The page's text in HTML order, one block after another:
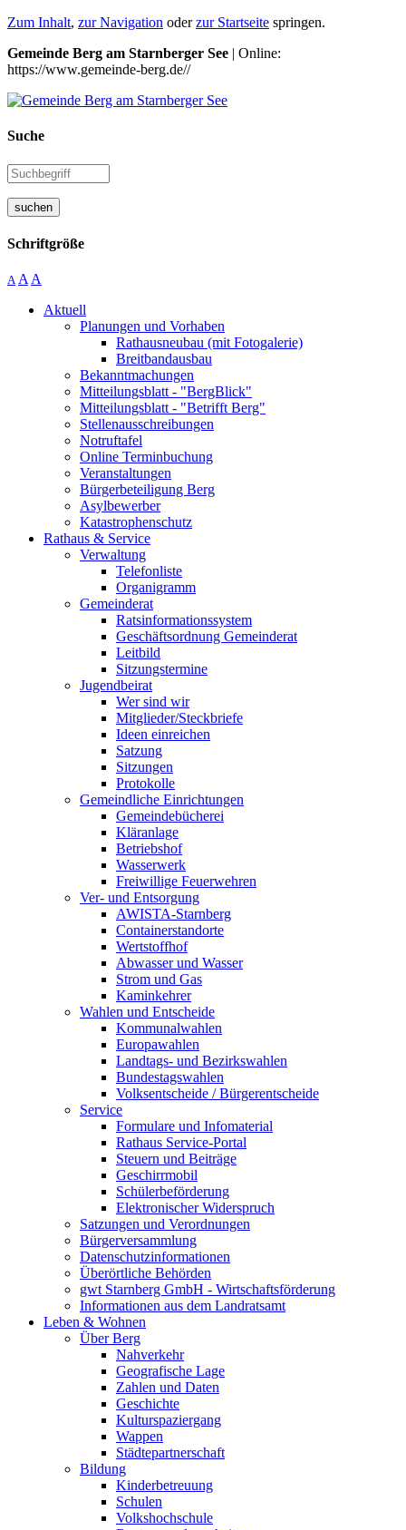
Zum Inhalt, zur Navigation oderzur Startseite springen.
Gemeinde Berg am Starnberger See | Online:
https://www.gemeinde-berg.de//
Suche
suchen
Schriftgröße
A A A
Aktuell
Planungen und Vorhaben
Rathausneubau (mit Fotogalerie)
Breitbandausbau
Bekanntmachungen
Mitteilungsblatt - "BergBlick"
Mitteilungsblatt - "Betrifft Berg"
Stellenausschreibungen
Notruftafel
Online Terminbuchung
Veranstaltungen
Bürgerbeteiligung Berg
Asylbewerber
Katastrophenschutz
Rathaus & Service
Verwaltung
Telefonliste
Organigramm
Gemeinderat
Ratsinformationssystem
Geschäftsordnung Gemeinderat
Leitbild
Sitzungstermine
Jugendbeirat
Wer sind wir
Mitglieder/Steckbriefe
Ideen einreichen
Satzung
Sitzungen
Protokolle
Gemeindliche Einrichtungen
Gemeindebücherei
Kläranlage
Betriebshof
Wasserwerk
Freiwillige Feuerwehren
Ver- und Entsorgung
AWISTA-Starnberg
Containerstandorte
Wertstoffhof
Abwasser und Wasser
Strom und Gas
Kaminkehrer
Wahlen und Entscheide
Kommunalwahlen
Europawahlen
Landtags- und Bezirkswahlen
Bundestagswahlen
Volksentscheide / Bürgerentscheide
Service
Formulare und Infomaterial
Rathaus Service-Portal
Steuern und Beiträge
Geschirrmobil
Schülerbeförderung
Elektronischer Widerspruch
Satzungen und Verordnungen
Bürgerversammlung
Datenschutzinformationen
Überörtliche Behörden
gwt Starnberg GmbH - Wirtschaftsförderung
Informationen aus dem Landratsamt
Leben & Wohnen
Über Berg
Nahverkehr
Geografische Lage
Zahlen und Daten
Geschichte
Kulturspaziergang
Wappen
Städtepartnerschaft
Bildung
Kinderbetreuung
Schulen
Volkshochschule